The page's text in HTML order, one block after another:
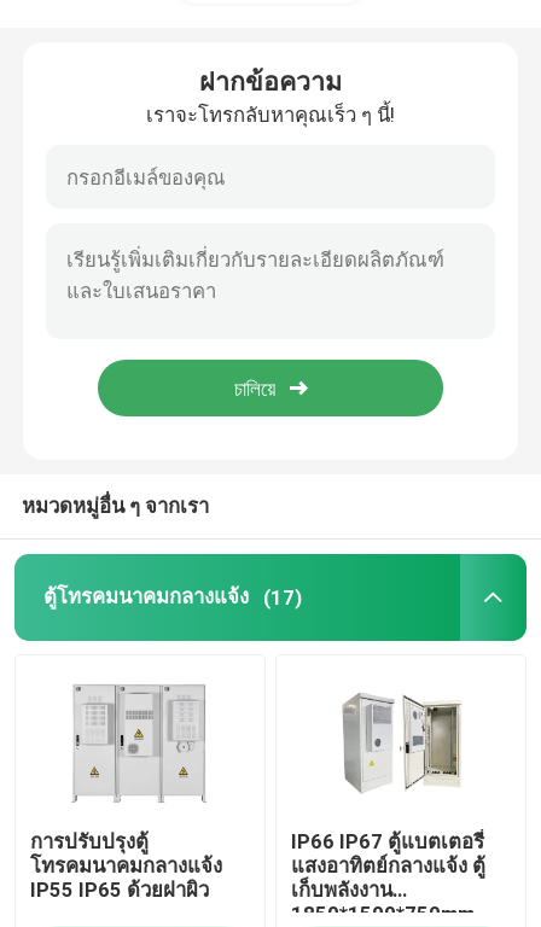
Flatpack2 ระบบไฟฟ้ารวม
แบตเตอรี่ลิเธียมเทเลคอม
ฝากข้อความ
เราจะโทรกลับหาคุณเร็ว ๆ นี้!
หมวดหมู่อื่น ๆ จากเรา
ตู้โทรคมนาคมกลางแจ้ง (17)
การปรับปรุงตู้
โทรคมนาคมกลางแจ้ง
IP55 IP65 ด้วยฝาผิว
IP66 IP67 ตู้แบตเตอรี่
แสงอาทิตย์กลางแจ้ง ตู้
เก็บพลังงาน
1850*1500*750mm